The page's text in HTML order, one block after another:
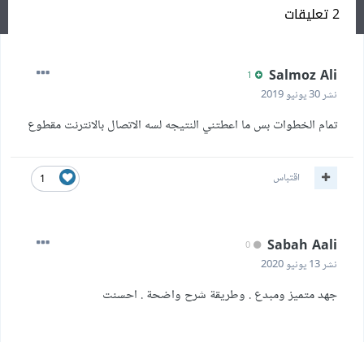
2 تعليقات
Salmoz Ali
نشر30 يونيو 2019
تمام الخطوات بس ما اعطتني النتيجه لسه الاتصال بالانترنت مقطوع
1 اقتباس
Sabah Aali
نشر13 يونيو 2020
جهد متميز ومبدع . وطريقة شرح واضحة . احسنت